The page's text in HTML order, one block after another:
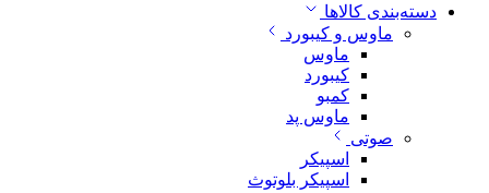
دسته‌بندی کالاها
ماوس و کیبورد
ماوس
کیبورد
کمبو
ماوس پد
صوتی
اسپیکر
اسپیکر بلوتوث